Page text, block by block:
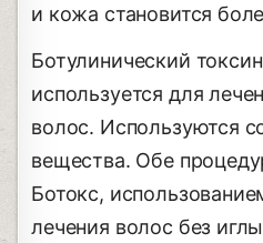
и кожа становится
Ботулинический
используется для
волос. Используются
вещества. Обе
Ботокс,
лечения волос без